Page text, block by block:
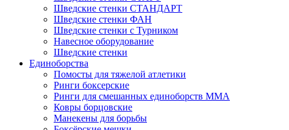
Шведские стенки СТАНДАРТ
Шведские стенки ФАН
Шведские стенки с Турником
Навесное оборудование
Шведские стенки
Единоборства
Помосты для тяжелой атлетики
Ринги боксерские
Ринги для смешанных единоборств ММА
Ковры борцовские
Манекены для борьбы